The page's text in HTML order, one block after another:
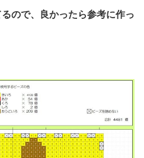
ので、良かったら参考に作っ